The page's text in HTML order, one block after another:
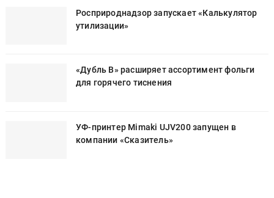
Росприроднадзор запускает «Калькулятор
утилизации»
«Дубль В» расширяет ассортимент фольги
для горячего тиснения
УФ-принтер Mimaki UJV200 запущен в
компании «Сказитель»